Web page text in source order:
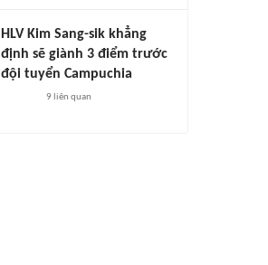
HLV Kim Sang-sik khẳng
định sẽ giành 3 điểm trước
đội tuyển Campuchia
9 liên quan